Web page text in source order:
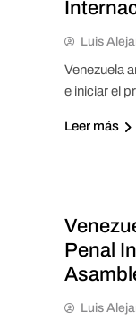
Luis
Venezuela
e iniciar el
Leer más
Penal
Luis